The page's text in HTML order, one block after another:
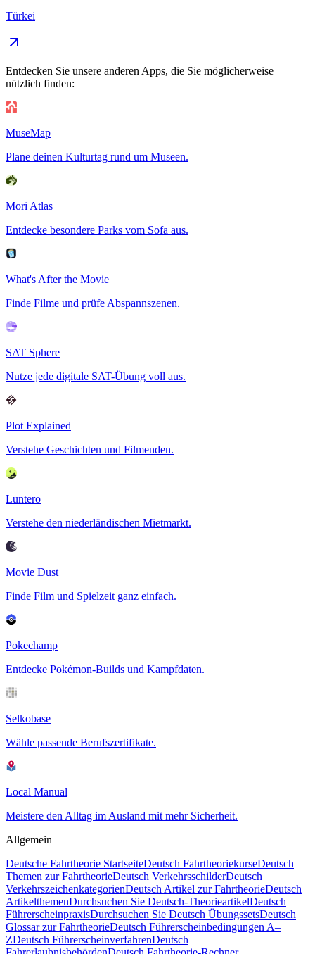
Türkei
Entdecken Sie unsere anderen Apps, die Sie möglicherweise
nützlich finden:
MuseMap
Plane deinen Kulturtag rund um Museen.
Mori Atlas
Entdecke besondere Parks vom Sofa aus.
What's After the Movie
Finde Filme und prüfe Abspannszenen.
SAT Sphere
Nutze jede digitale SAT-Übung voll aus.
Plot Explained
Verstehe Geschichten und Filmenden.
Luntero
Verstehe den niederländischen Mietmarkt.
Movie Dust
Finde Film und Spielzeit ganz einfach.
Pokechamp
Entdecke Pokémon-Builds und Kampfdaten.
Selkobase
Wähle passende Berufszertifikate.
Local Manual
Meistere den Alltag im Ausland mit mehr Sicherheit.
Allgemein
Deutsche Fahrtheorie StartseiteDeutsch FahrtheoriekurseDeutsch
Themen zur FahrtheorieDeutsch VerkehrsschilderDeutsch
VerkehrszeichenkategorienDeutsch Artikel zur FahrtheorieDeutsch
ArtikelthemenDurchsuchen Sie Deutsch-TheorieartikelDeutsch
FührerscheinpraxisDurchsuchen Sie Deutsch ÜbungssetsDeutsch
Glossar zur FahrtheorieDeutsch Führerscheinbedingungen A–
ZDeutsch FührerscheinverfahrenDeutsch